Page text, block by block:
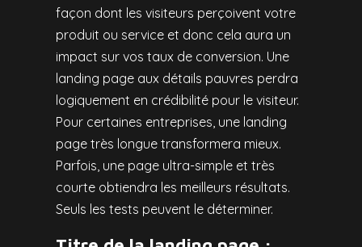
façon dont les visiteurs perçoivent votre
produit ou service et donc cela aura un
impact sur vos taux de conversion. Une
landing page aux détails pauvres perdra
logiquement en crédibilité pour le visiteur.
Pour certaines entreprises, une landing
page très longue transformera mieux.
Parfois, une page ultra-simple et très
courte obtiendra les meilleurs résultats.
Seuls les tests peuvent le déterminer.